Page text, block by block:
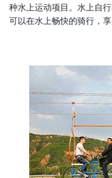
种水上运动项目。水上自
可以在水上畅快的骑行，享